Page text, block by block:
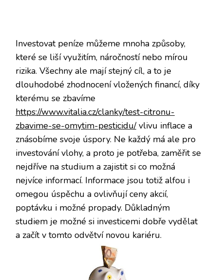
Investovat peníze můžeme mnoha způsoby,
které se liší využitím, náročností nebo mírou
rizika. Všechny ale mají stejný cíl, a to je
dlouhodobé zhodnocení vložených financí, díky
kterému se zbavíme
https://www.vitalia.cz/clanky/test-citronu-
zbavime-se-omytim-pesticidu/vlivu inflace a
znásobíme svoje úspory. Ne každý má ale pro
investování vlohy, a proto je potřeba, zaměřit se
nejdříve na studium a zajistit si co možná
nejvíce informací. Informace jsou totiž alfou i
omegou úspěchu a ovlivňují ceny akcií,
poptávku i možné propady. Důkladným
studiem je možné si investicemi dobře vydělat
a začít v tomto odvětví novou kariéru.